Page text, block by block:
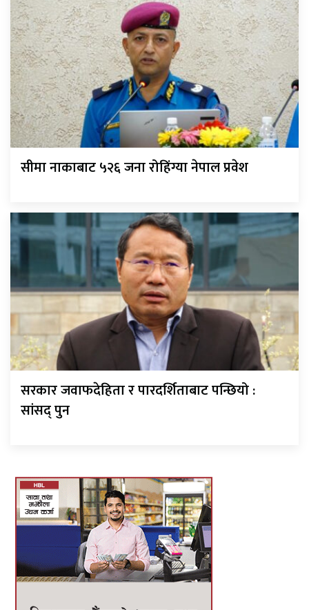
सीमा नाकाबाट ५२६ जना रोहिंग्या नेपाल प्रवेश
सरकार जवाफदेहिता र पारदर्शिताबाट पन्छियो :
सांसद् पुन